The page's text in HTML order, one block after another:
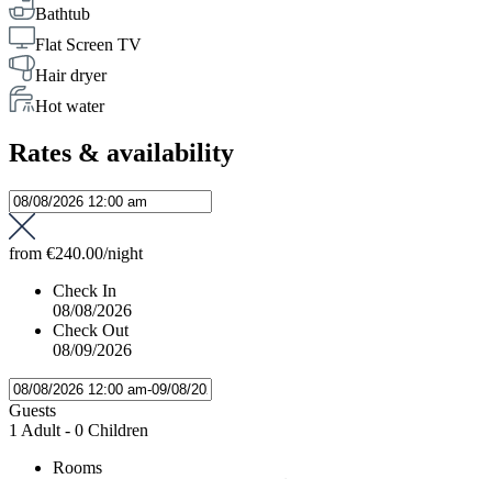
Bathtub
Flat Screen TV
Hair dryer
Hot water
Rates & availability
from €240.00/night
Check In
08/08/2026
Check Out
08/09/2026
Guests
1 Adult - 0 Children
Rooms